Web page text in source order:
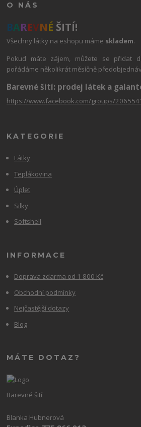
O NÁS
BAREVNÉ ŠITÍ!
Všechny látky na eshopu máme skladem.
Pokud máte zájem, můžete se přidat
pořádáme několikrát měsíčně
Barevné šití: prodej látek a
https://www.facebook.com/groups/
KATEGORIE
Látky
Teplákovina
Úplet
Silky
Softshell
INFORMACE
Doprava zdarma od 1 800 Kč
Obchodní podmínky
Nejčastější dotazy
Blog
MÁTE DOTAZ?
Barevné šití
Blanka Hubnerová